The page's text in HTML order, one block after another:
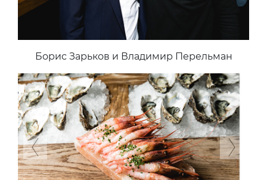
Борис Зарьков и Владимир Перельман
Previous